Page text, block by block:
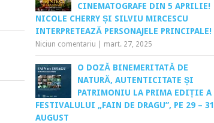
CINEMATOGRAFE DIN 5 APRILIE!
NICOLE CHERRY ȘI SILVIU MIRCESCU
INTERPRETEAZĂ PERSONAJELE PRINCIPALE!
Niciun comentariu mart. 27, 2025
O DOZĂ BINEMERITATĂ DE
NATURĂ, AUTENTICITATE ȘI
PATRIMONIU LA PRIMA EDIȚIE A
FESTIVALULUI „FAIN DE DRAGU”, PE 29 – 31
AUGUST